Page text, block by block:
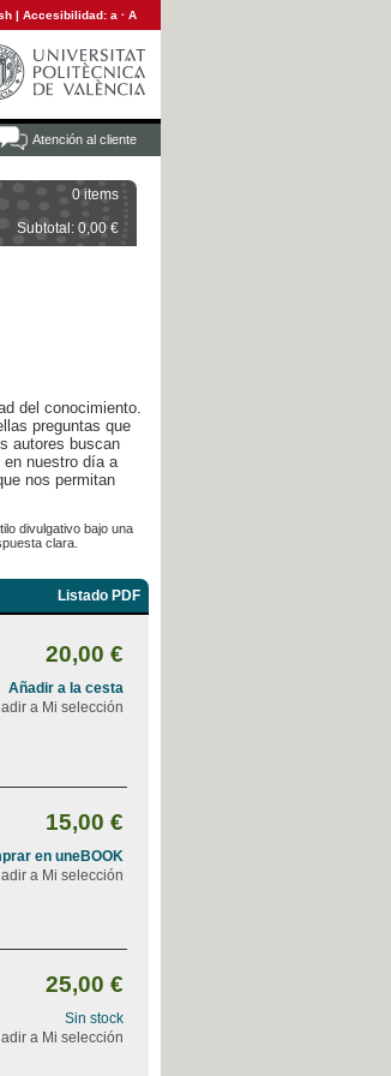
| Accesibilidad: a · A
Atención al cliente
0 items
Subtotal: 0,00 €
del conocimiento.
preguntas que
autores buscan
nuestro día a
nos permitan
divulgativo bajo una
clara.
Listado PDF
20,00 €
Añadir a la cesta
a Mi selección
15,00 €
en uneBOOK
a Mi selección
25,00 €
Sin stock
a Mi selección